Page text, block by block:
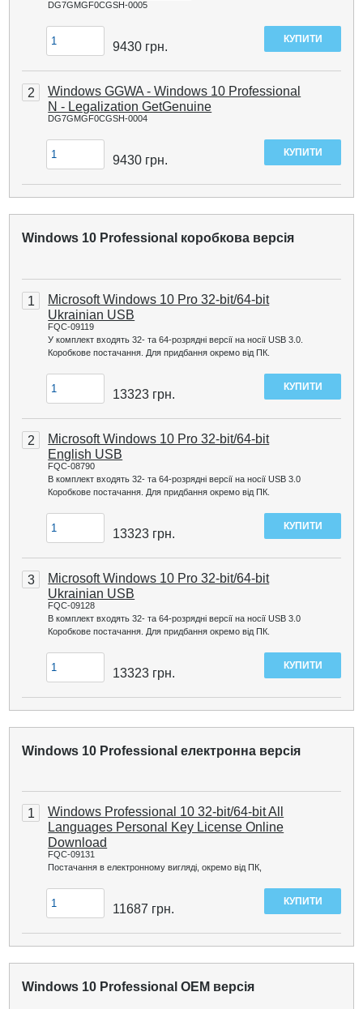
DG7GMGF0CGSH-0005
9430 грн.
2
Windows GGWA - Windows 10 Professional
N - Legalization GetGenuine
DG7GMGF0CGSH-0004
9430 грн.
Windows 10 Professional коробкова версія
1
Microsoft Windows 10 Pro 32-bit/64-bit
Ukrainian USB
FQC-09119
У комплект входять 32- та 64-розрядні версії на носії USB 3.0.
Коробкове постачання. Для придбання окремо від ПК.
13323 грн.
2
Microsoft Windows 10 Pro 32-bit/64-bit
English USB
FQC-08790
В комплект входять 32- та 64-розрядні версії на носії USB 3.0
Коробкове постачання. Для придбання окремо від ПК.
13323 грн.
3
Microsoft Windows 10 Pro 32-bit/64-bit
Ukrainian USB
FQC-09128
В комплект входять 32- та 64-розрядні версії на носії USB 3.0
Коробкове постачання. Для придбання окремо від ПК.
13323 грн.
Windows 10 Professional електронна версія
1
Windows Professional 10 32-bit/64-bit All
Languages ​​Personal Key License Online
Download
FQC-09131
Постачання в електронному вигляді, окремо від ПК,
11687 грн.
Windows 10 Professional OEM версія